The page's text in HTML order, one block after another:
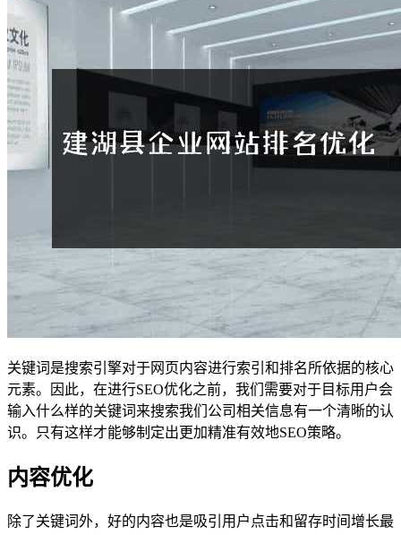
关键词是搜索引擎对于网页内容进行索引和排名所依据的核心
元素。因此，在进行SEO优化之前，我们需要对于目标用户会
输入什么样的关键词来搜索我们公司相关信息有一个清晰的认
识。只有这样才能够制定出更加精准有效地SEO策略。
内容优化
除了关键词外，好的内容也是吸引用户点击和留存时间增长最